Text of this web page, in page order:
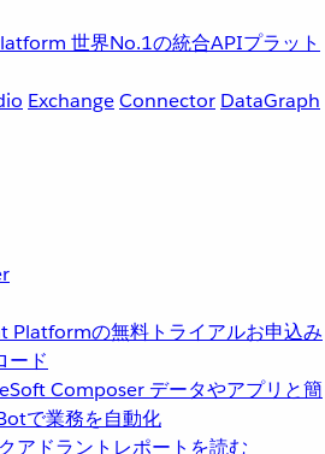
世界No.1の統合APIプラット
ExchangeConnector DataGraph
Platformの無料トライアルお申込み
ード
Composer データやアプリと簡
で業務を自動化